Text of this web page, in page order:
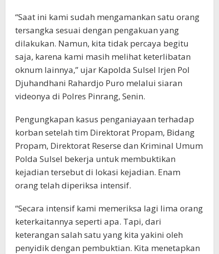
“Saat ini kami sudah mengamankan satu orang
tersangka sesuai dengan pengakuan yang
dilakukan. Namun, kita tidak percaya begitu
saja, karena kami masih melihat keterlibatan
oknum lainnya,” ujar Kapolda Sulsel Irjen Pol
Djuhandhani Rahardjo Puro melalui siaran
videonya di Polres Pinrang, Senin.
Pengungkapan kasus penganiayaan terhadap
korban setelah tim Direktorat Propam, Bidang
Propam, Direktorat Reserse dan Kriminal Umum
Polda Sulsel bekerja untuk membuktikan
kejadian tersebut di lokasi kejadian. Enam
orang telah diperiksa intensif.
“Secara intensif kami memeriksa lagi lima orang
keterkaitannya seperti apa. Tapi, dari
keterangan salah satu yang kita yakini oleh
penyidik dengan pembuktian. Kita menetapkan